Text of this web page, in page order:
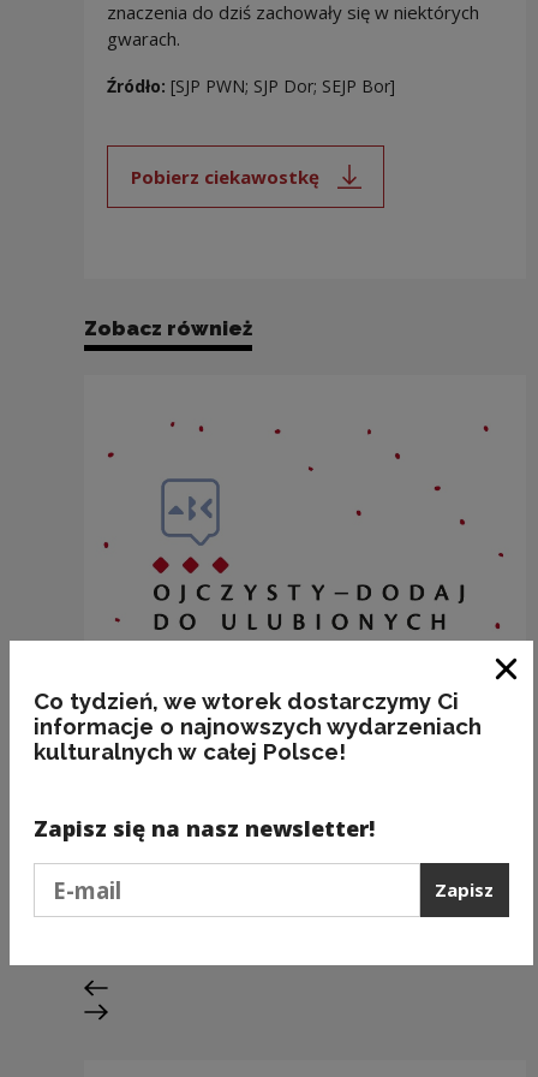
znaczenia do dziś zachowały się w niektórych
gwarach.
Źródło: [SJP PWN; SJP Dor; SEJP Bor]
Pobierz ciekawostkę
Uwaga, link zostanie otwarty
Zobacz również
SZAFA
Kategorie: etymologia, przedmioty, technika
Poprzedni slajd
Następny slajd
Co tydzień, we wtorek dostarczymy Ci
informacje o najnowszych wydarzeniach
kulturalnych w całej Polsce!
Zapisz się na nasz newsletter!
Zapisz